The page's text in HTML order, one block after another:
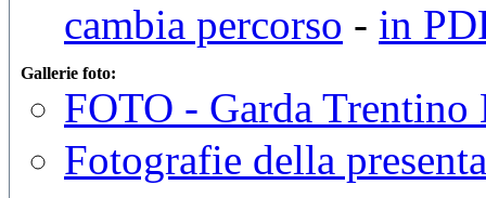
cambia percorso -
Gallerie foto:
FOTO - Garda
Fotografie della